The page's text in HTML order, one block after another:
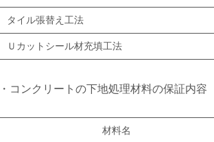
タイル張替え工法
Ｕカットシール材充填工法
・コンクリートの下地処理材料の保証内容
材料名